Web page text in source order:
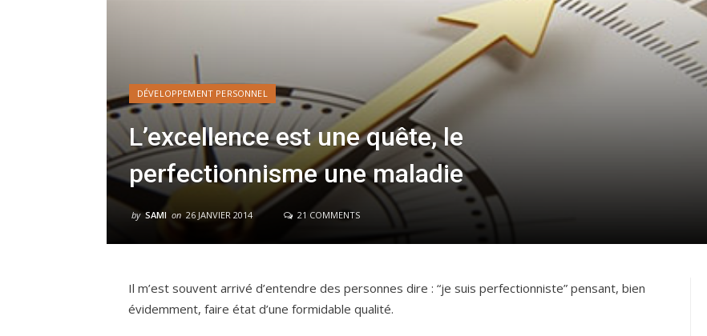
DÉVELOPPEMENT PERSONNEL
L’excellence est une quête, le
perfectionnisme une maladie
by SAMI on 26 JANVIER 2014 21 COMMENTS
Il m’est souvent arrivé d’entendre des personnes dire : “je suis perfectionniste” pensant, bien
évidemment, faire état d’une formidable qualité.